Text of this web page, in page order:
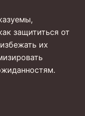
защититься от
их